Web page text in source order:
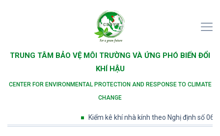
TRUNG TÂM BẢO VỆ MÔI TRƯỜNG VÀ ỨNG PHÓ BIẾN ĐỔI
KHÍ HẬU
CENTER FOR ENVIRONMENTAL PROTECTION AND RESPONSE TO CLIMATE
CHANGE
Kiểm kê khí nhà kính theo Nghị định số 06/